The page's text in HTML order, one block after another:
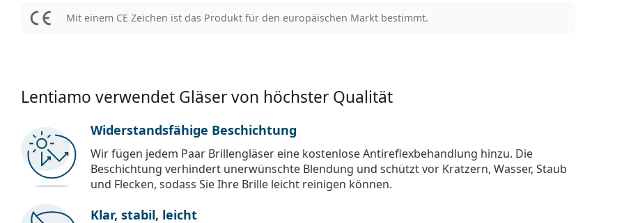
Mit einem CE Zeichen ist das Produkt für den europäischen Markt bestimmt.
Lentiamo verwendet Gläser von höchster Qualität
Widerstandsfähige Beschichtung
Wir fügen jedem Paar Brillengläser eine kostenlose Antireflexbehandlung hinzu. Die
Beschichtung verhindert unerwünschte Blendung und schützt vor Kratzern, Wasser, Staub
und Flecken, sodass Sie Ihre Brille leicht reinigen können.
Klar, stabil, leicht